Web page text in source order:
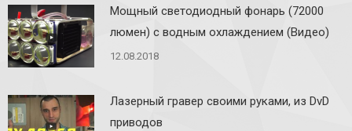
Мощный светодиодный фонарь (72000
люмен) с водным охлаждением (Видео)
12.08.2018
Лазерный гравер своими руками, из DvD
приводов